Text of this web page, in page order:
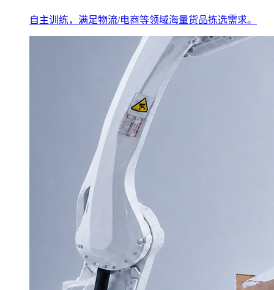
自主训练，满足物流/电商等领域海量货品拣选需求。